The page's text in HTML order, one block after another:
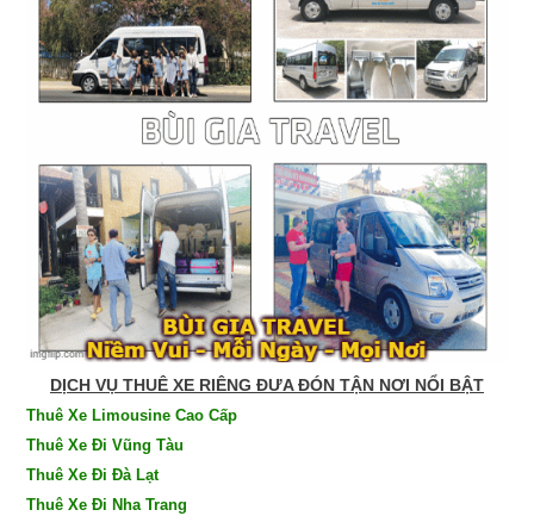
DỊCH VỤ THUÊ XE RIÊNG ĐƯA ĐÓN TẬN NƠI NỔI BẬT
Thuê Xe Limousine Cao Cấp
Thuê Xe Đi Vũng Tàu
Thuê Xe Đi Đà Lạt
Thuê Xe Đi Nha Trang